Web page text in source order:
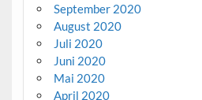
September 2020
August 2020
Juli 2020
Juni 2020
Mai 2020
April 2020